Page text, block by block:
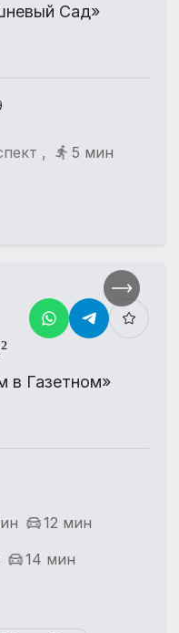
Сад»
, 5 мин
в Газетном»
12 мин
14 мин